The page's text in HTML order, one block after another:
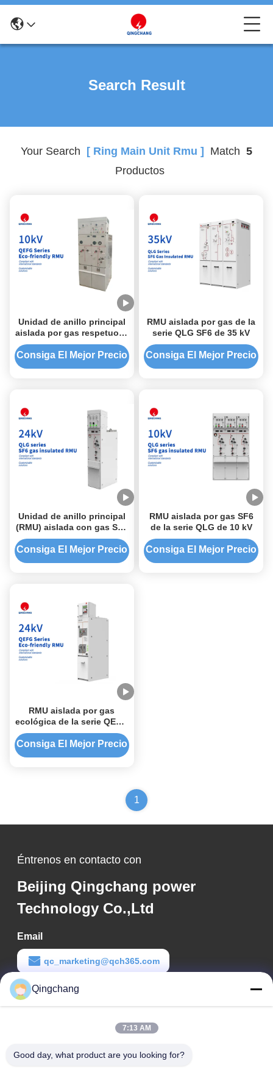
Search Result
Your Search [ Ring Main Unit Rmu ] Match 5
Productos
Unidad de anillo principal
aislada por gas respetuosa
con el medio ambiente de
la serie QEFG de 10 kV
Consiga El Mejor Precio
RMU aislada por gas de la
serie QLG SF6 de 35 kV
Consiga El Mejor Precio
Unidad de anillo principal
(RMU) aislada con gas SF6
de la serie QLG de 24 kV
Consiga El Mejor Precio
RMU aislada por gas SF6
de la serie QLG de 10 kV
Consiga El Mejor Precio
RMU aislada por gas
ecológica de la serie QEFG
de 24 kV
Consiga El Mejor Precio
1
Éntrenos en contacto con
Beijing Qingchang power
Technology Co.,Ltd
Email
qc_marketing@qch365.com
Tiempo de trabajo
00:00-23:59
Dirección de la empresa
Qingchang
7:13 AM
Good day, what product are you looking for?